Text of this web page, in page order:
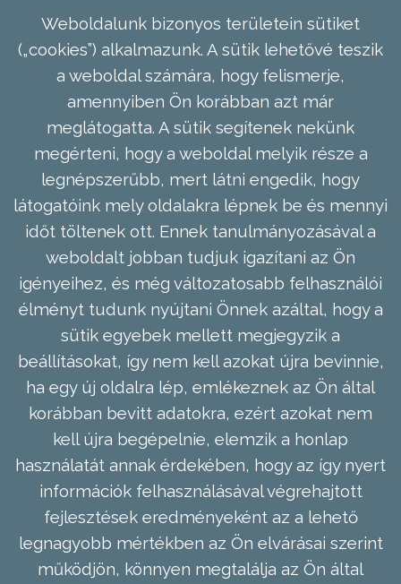
Weboldalunk bizonyos területein sütiket
(„cookies”) alkalmazunk. A sütik lehetővé teszik
a weboldal számára, hogy felismerje,
amennyiben Ön korábban azt már
meglátogatta. A sütik segítenek nekünk
megérteni, hogy a weboldal melyik része a
legnépszerűbb, mert látni engedik, hogy
látogatóink mely oldalakra lépnek be és mennyi
időt töltenek ott. Ennek tanulmányozásával a
weboldalt jobban tudjuk igazítani az Ön
igényeihez, és még változatosabb felhasználói
élményt tudunk nyújtani Önnek azáltal, hogy a
sütik egyebek mellett megjegyzik a
beállításokat, így nem kell azokat újra bevinnie,
ha egy új oldalra lép, emlékeznek az Ön által
korábban bevitt adatokra, ezért azokat nem
kell újra begépelnie, elemzik a honlap
használatát annak érdekében, hogy az így nyert
információk felhasználásával végrehajtott
fejlesztések eredményeként az a lehető
legnagyobb mértékben az Ön elvárásai szerint
működjön, könnyen megtalálja az Ön által